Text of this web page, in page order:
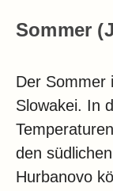
Sommer
Der Sommer
Slowakei. In
den
Hurbanovo